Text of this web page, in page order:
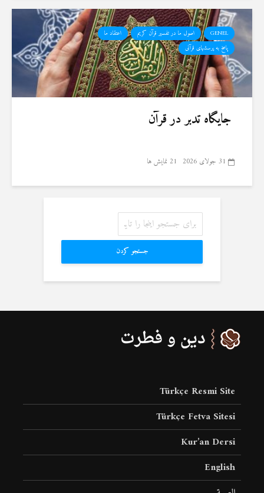
GENEL اصول ما در تفسیر قرآن کریم
اعتقاد ما
پاسخ به پرسشهای قرآنی
جایگاه تدبر در قرآن
31 جولای 2026 21 نمایش ها
جستجو کردن
Türkçe Resmi Site
Türkçe Fetva Sitesi
Kur’an Dersi
English